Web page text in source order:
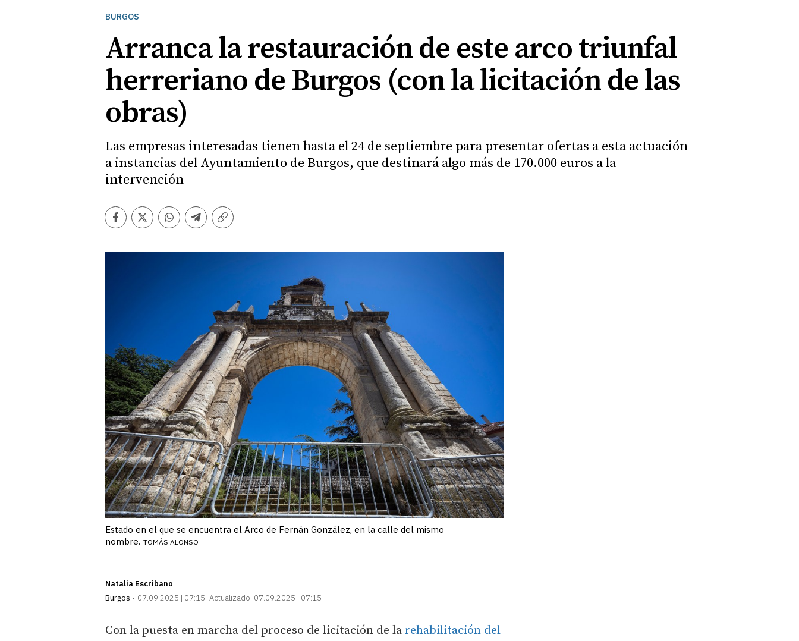
BURGOS
Arranca la restauración de este arco triunfal
herreriano de Burgos (con la licitación de las
obras)
Las empresas interesadas tienen hasta el 24 de septiembre para presentar ofertas a esta actuación
a instancias del Ayuntamiento de Burgos, que destinará algo más de 170.000 euros a la
intervención
Facebook
TwitterWhatsapp
Telegram
Copiar
Estado en el que se encuentra el Arco de Fernán González, en la calle del mismo
nombre. TOMÁS ALONSO
Natalia Escribano
Burgos
07.09.2025 | 07:15 Actualizado: 07.09.2025 | 07:15
Con la puesta en marcha del proceso de licitación de la rehabilitación del